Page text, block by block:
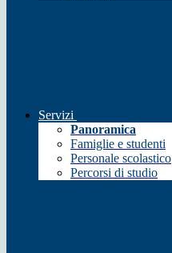
Servizi
Panoramica
Famiglie e studenti
Personale scolastico
Percorsi di studio